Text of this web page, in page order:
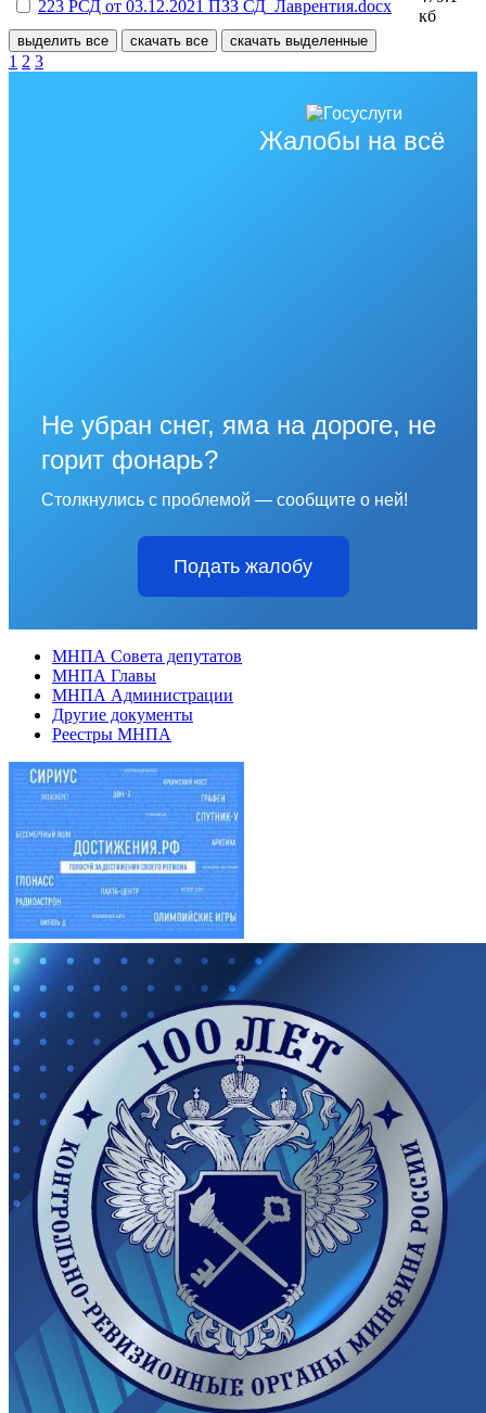
223 РСД от 03.12.2021 ПЗЗ СД_Лаврентия.docx
кб
выделить все скачать все скачать выделенные
1 2 3
Жалобы на всё
Не убран снег, яма на дороге, не
горит фонарь?
Столкнулись с проблемой — сообщите о ней!
Подать жалобу
МНПА Совета депутатов
МНПА Главы
МНПА Администрации
Другие документы
Реестры МНПА